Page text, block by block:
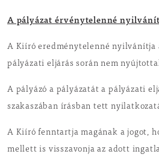
A pályázat érvénytelenné
A Kiíró eredménytelenné nyilvánítja
pályázati eljárás során nem
A pályázó a pályázatát a pályázati
szakaszában írásban tett
A Kiíró fenntartja magának a jogot,
mellett is visszavonja az adott